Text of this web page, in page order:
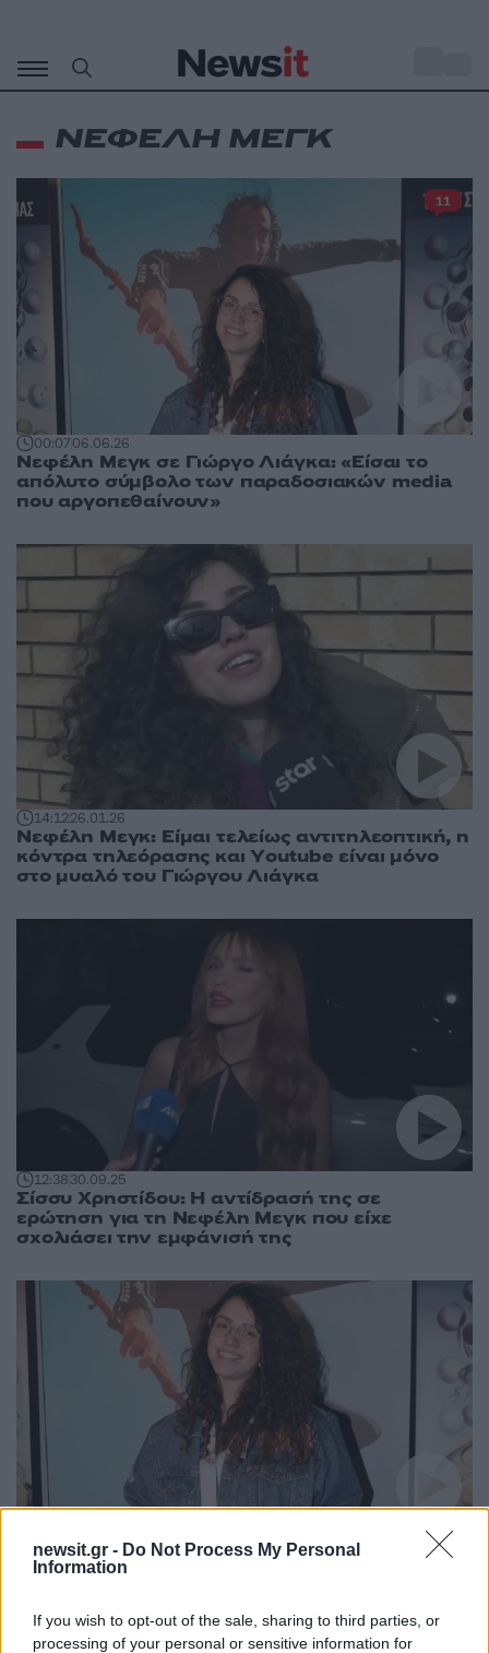
newsit.gr - Do Not Process My Personal
Information
If you wish to opt-out of the sale, sharing to third parties, or
processing of your personal or sensitive information for
περιεχόμενο
ΝΕΦΕΛΗ ΜΕΓΚ
00:0706.06.26
Νεφέλη Μεγκ σε Γιώργο Λιάγκα: «Είσαι το
απόλυτο σύμβολο των παραδοσιακών media
που αργοπεθαίνουν»
11
14:1226.01.26
Νεφέλη Μεγκ: Είμαι τελείως αντιτηλεοπτική, η
κόντρα τηλεόρασης και Υoutube είναι μόνο
στο μυαλό του Γιώργου Λιάγκα
12:3830.09.25
Σίσσυ Χρηστίδου: Η αντίδρασή της σε
ερώτηση για τη Νεφέλη Μεγκ που είχε
σχολιάσει την εμφάνισή της
27.09.25
Η Νεφέλη Μεγκ μετά το σχόλιο για την
εμφάνιση της Σίσσυς Χρηστίδου: «Της έστειλα